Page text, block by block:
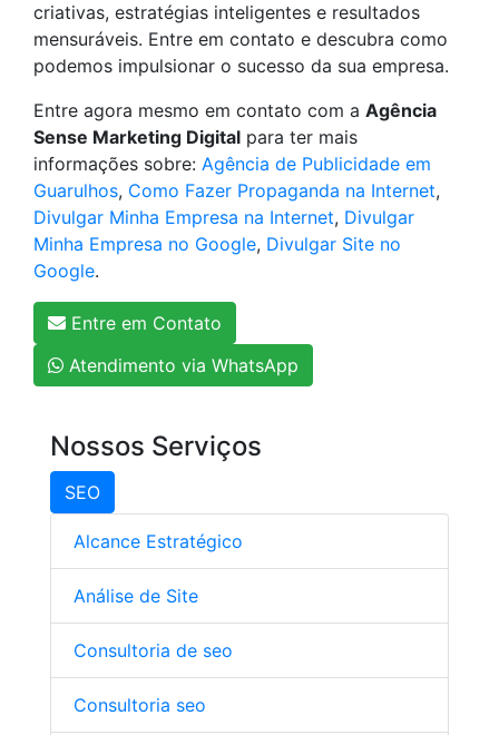
criativas, estratégias inteligentes e resultados
mensuráveis. Entre em contato e descubra como
podemos impulsionar o sucesso da sua empresa.
Entre agora mesmo em contato com a Agência
Sense Marketing Digital para ter mais
informações sobre: Agência de Publicidade em
Guarulhos, Como Fazer Propaganda na Internet,
Divulgar Minha Empresa na Internet, Divulgar
Minha Empresa no Google, Divulgar Site no
Google.
Entre em Contato
Atendimento via WhatsApp
Nossos Serviços
SEO
Alcance Estratégico
Análise de Site
Consultoria de seo
Consultoria seo